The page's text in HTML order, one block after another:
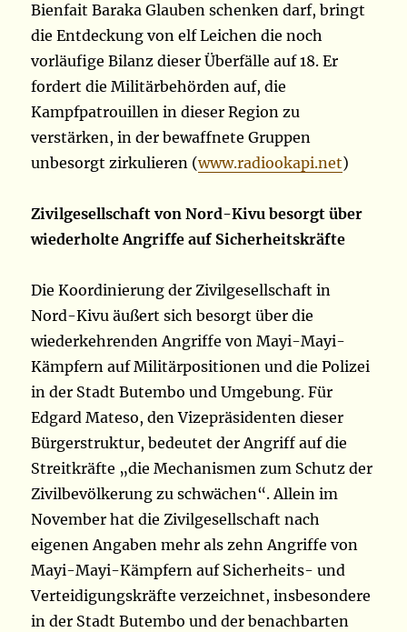
Bienfait Baraka Glauben schenken darf, bringt
die Entdeckung von elf Leichen die noch
vorläufige Bilanz dieser Überfälle auf 18. Er
fordert die Militärbehörden auf, die
Kampfpatrouillen in dieser Region zu
verstärken, in der bewaffnete Gruppen
unbesorgt zirkulieren (www.radiookapi.net)
Zivilgesellschaft von Nord-Kivu besorgt über
wiederholte Angriffe auf Sicherheitskräfte
Die Koordinierung der Zivilgesellschaft in
Nord-Kivu äußert sich besorgt über die
wiederkehrenden Angriffe von Mayi-Mayi-
Kämpfern auf Militärpositionen und die Polizei
in der Stadt Butembo und Umgebung. Für
Edgard Mateso, den Vizepräsidenten dieser
Bürgerstruktur, bedeutet der Angriff auf die
Streitkräfte „die Mechanismen zum Schutz der
Zivilbevölkerung zu schwächen“. Allein im
November hat die Zivilgesellschaft nach
eigenen Angaben mehr als zehn Angriffe von
Mayi-Mayi-Kämpfern auf Sicherheits- und
Verteidigungskräfte verzeichnet, insbesondere
in der Stadt Butembo und der benachbarten